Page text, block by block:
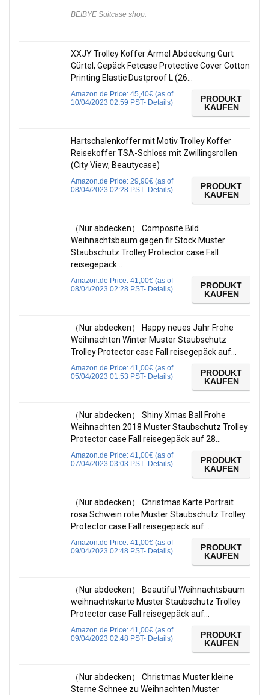
BEIBYE Suitcase shop.
XXJY Trolley Koffer Ärmel Abdeckung Gurt
Gürtel, Gepäck Fetcase Protective Cover Cotton
Printing Elastic Dustproof L (26…
Amazon.de Price: 45,40€ (as of
10/04/2023 02:59 PST- Details)
PRODUKT
KAUFEN
Hartschalenkoffer mit Motiv Trolley Koffer
Reisekoffer TSA-Schloss mit Zwillingsrollen
(City View, Beautycase)
Amazon.de Price: 29,90€ (as of
08/04/2023 02:28 PST- Details)
PRODUKT
KAUFEN
（Nur abdecken） Composite Bild
Weihnachtsbaum gegen fir Stock Muster
Staubschutz Trolley Protector case Fall
reisegepäck…
Amazon.de Price: 41,00€ (as of
08/04/2023 02:28 PST- Details)
PRODUKT
KAUFEN
（Nur abdecken） Happy neues Jahr Frohe
Weihnachten Winter Muster Staubschutz
Trolley Protector case Fall reisegepäck auf…
Amazon.de Price: 41,00€ (as of
05/04/2023 01:53 PST- Details)
PRODUKT
KAUFEN
（Nur abdecken） Shiny Xmas Ball Frohe
Weihnachten 2018 Muster Staubschutz Trolley
Protector case Fall reisegepäck auf 28…
Amazon.de Price: 41,00€ (as of
07/04/2023 03:03 PST- Details)
PRODUKT
KAUFEN
（Nur abdecken） Christmas Karte Portrait
rosa Schwein rote Muster Staubschutz Trolley
Protector case Fall reisegepäck auf…
Amazon.de Price: 41,00€ (as of
09/04/2023 02:48 PST- Details)
PRODUKT
KAUFEN
（Nur abdecken） Beautiful Weihnachtsbaum
weihnachtskarte Muster Staubschutz Trolley
Protector case Fall reisegepäck auf…
Amazon.de Price: 41,00€ (as of
09/04/2023 02:48 PST- Details)
PRODUKT
KAUFEN
（Nur abdecken） Christmas Muster kleine
Sterne Schnee zu Weihnachten Muster